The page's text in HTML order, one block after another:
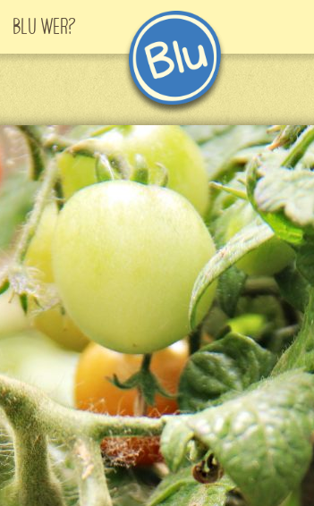
Blu Wer?